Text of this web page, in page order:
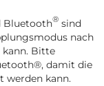
Bluetooth® sind
nach
kann. Bitte
damit die
werden kann.